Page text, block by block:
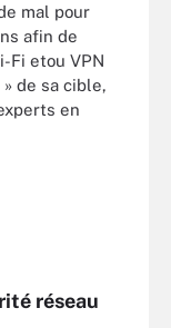
mal pour
afin de
Fi etou VPN
de sa cible,
en
réseau